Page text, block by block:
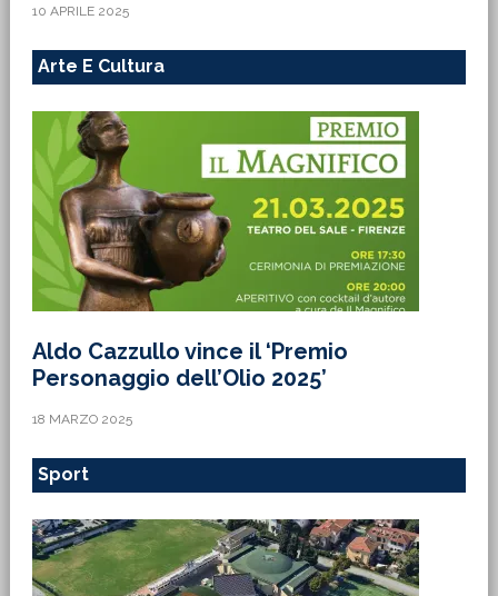
10 APRILE 2025
Arte E Cultura
Aldo Cazzullo vince il ‘Premio
Personaggio dell’Olio 2025’
18 MARZO 2025
Sport